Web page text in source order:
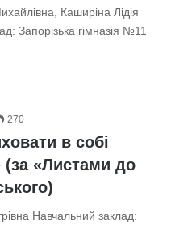
Каширіна Лідія
Запорізька гімназія №11
270
в собі
«Листами до
Навчальний заклад: